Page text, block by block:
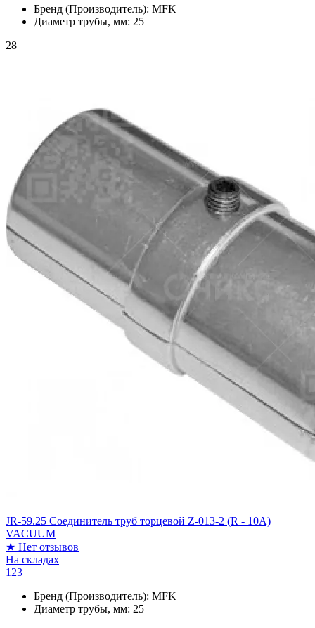
Бренд (Производитель): MFK
Диаметр трубы, мм: 25
28
JR-59.25 Соединитель труб торцевой Z-013-2 (R - 10A)
VACUUM
★ Нет отзывов
На складах
123
Бренд (Производитель): MFK
Диаметр трубы, мм: 25